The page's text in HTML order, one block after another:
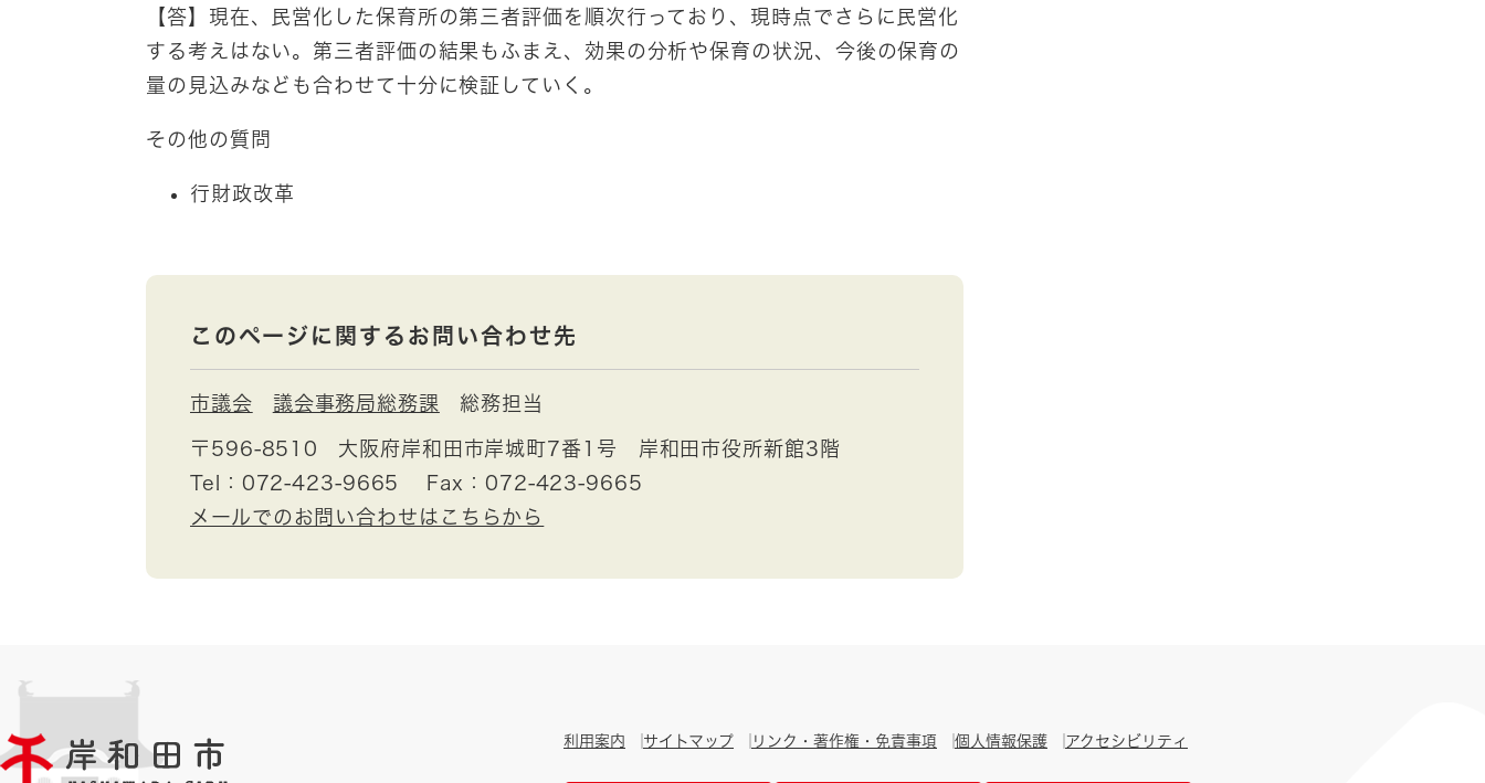
【答】現在、民営化した保育所の第三者評価を順次行っており、現時点でさらに民営化
する考えはない。第三者評価の結果もふまえ、効果の分析や保育の状況、今後の保育の
量の見込みなども合わせて十分に検証していく。
その他の質問
行財政改革
このページに関するお問い合わせ先
市議会 議会事務局総務課 総務担当
〒596-8510
大阪府岸和田市岸城町7番1号 岸和田市役所新館3階
Tel：072-423-9665
Fax：072-423-9665
メールでのお問い合わせはこちらから
利用案内 サイトマップ リンク・著作権・免責事項 個人情報保護 アクセシビリティ